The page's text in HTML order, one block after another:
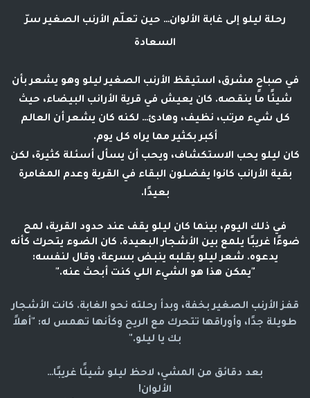
رحلة ليلو إلى غابة الألوان… حين تعلّم الأرنب الصغير سرّ
السعادة
في صباحٍ مشرق، استيقظ الأرنب الصغيرليلو وهو يشعر بأن
شيئًا ما ينقصه. كان يعيش في قرية الأرانب البيضاء، حيث
كل شيء مرتب، نظيف، وهادئ… لكنه كان يشعر أن العالم
أكبر بكثير مما يراه كل يوم.
كان ليلو يحب الاستكشاف، ويحب أن يسأل أسئلة كثيرة، لكن
بقية الأرانب كانوا يفضلون البقاء في القرية وعدم المغامرة
بعيدًا.
في ذلك اليوم، بينما كان ليلو يقف عند حدود القرية، لمح
ضوءًا غريبًا يلمع بين الأشجار البعيدة. كان الضوء يتحرك كأنه
يدعوه. شعر ليلو بقلبه ينبض بسرعة، وقال لنفسه:
"يمكن هذا هو الشيء اللي كنت أبحث عنه."
قفز الأرنب الصغير بخفة، وبدأ رحلته نحو الغابة. كانت الأشجار
طويلة جدًا، وأوراقها تتحرك مع الريح وكأنها تهمس له: "أهلاً
بك يا ليلو."
بعد دقائق من المشي، لاحظ ليلو شيئًا غريبًا…
الألوان!